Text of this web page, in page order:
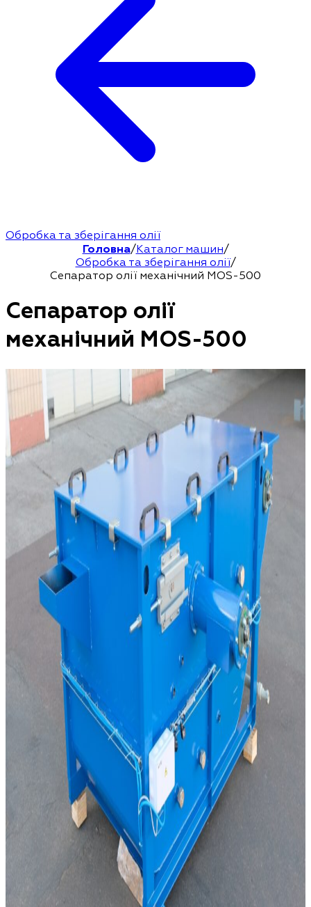
Обробка та зберігання олії
Головна/Каталог машин/
Обробка та зберігання олії/
Сепаратор олії механічний MOS-500
Сепаратор олії
механічний MOS-500